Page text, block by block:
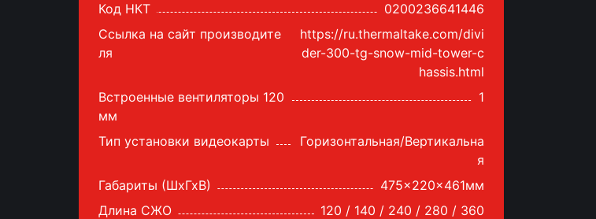
Код НКТ
0200236641446
Ссылка на сайт производите
ля
https://ru.thermaltake.com/divi
der-300-tg-snow-mid-tower-c
hassis.html
Встроенные вентиляторы 120
мм
1
Тип установки видеокарты
Горизонтальная/Вертикальна
я
Габариты (ШхГхВ)
475x220x461мм
Длина СЖО
120 / 140 / 240 / 280 / 360